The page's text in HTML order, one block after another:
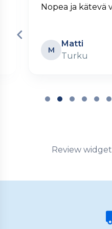
Nopea ja kätevä
M
Matti
Turku
Review widget